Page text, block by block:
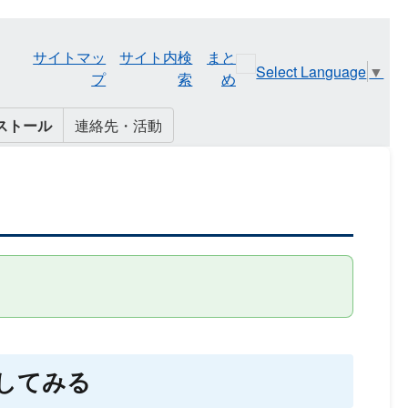
サイトマッ
プ
サイト内検
索
まと
め
Select Language ▼
トール 連絡先・活動
てみる